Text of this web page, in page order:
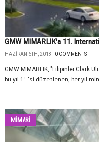
GMW MIMARLIK'a 11.
HAZIRAN 6TH, 2018 | 0 COMMENTS
GMW MIMARLIK, "Filipinler Clark
bu yıl 11.'si düzenlenen, her yıl
MİMARİ